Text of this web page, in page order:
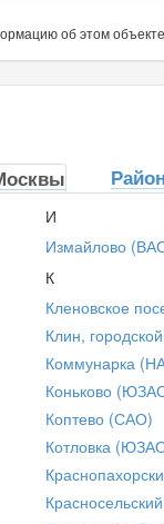
об этом
И
Измайлово
К
Кленовское
Клин,
Коммунарка
Коньково
Коптево (САО)
Котловка